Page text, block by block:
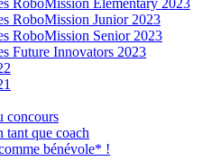
RoboMission Elementary 2023
RoboMission Junior 2023
RoboMission Senior 2023
Future Innovators 2023
concours
tant que coach
bénévole* !